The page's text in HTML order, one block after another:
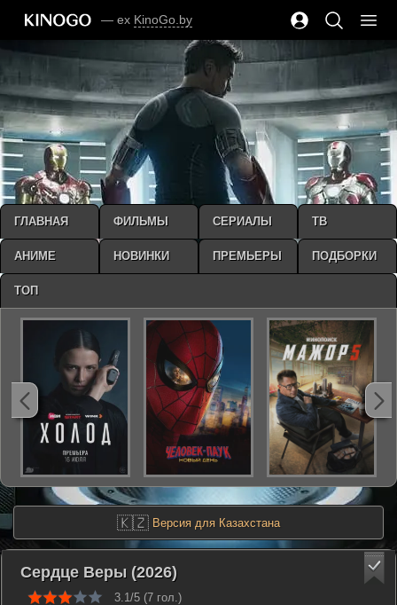
— ex KinoGo.by
🇰🇿 Версия для Казахстана
Сердце Веры (2026)
3.1/5 (7 гол.)
ГЛАВНАЯ ФИЛЬМЫ СЕРИАЛЫ ТВ
АНИМЕ НОВИНКИ ПРЕМЬЕРЫ ПОДБОРКИ
ТОП